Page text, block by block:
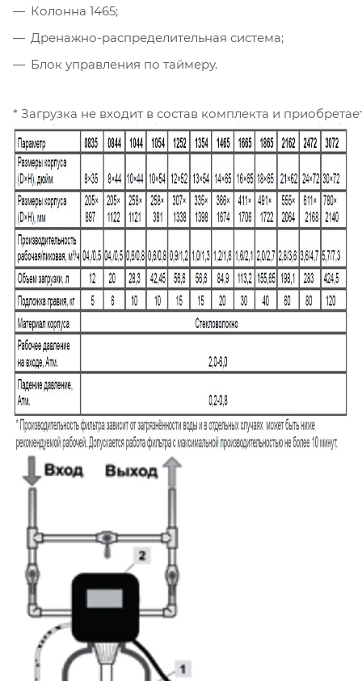
Колонна 1465;
Дренажно-распределительная система;
Блок управления по таймеру.
* Загрузка не входит в состав комплекта и